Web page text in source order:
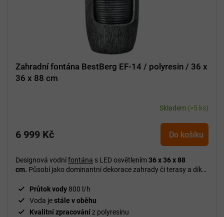
Zahradní fontána BestBerg EF-14 / polyresin / 36 x
36 x 88 cm
Skladem (>5 ks)
6 999 Kč Do košíku
Designová vodnífontána s LED osvětlením36 x 36 x 88
cm. Působí jako dominantní dekorace zahrady či terasy a díky
atmosféru.
Průtok vody 800 l/h
Voda jestále v oběhu
Kvalitní zpracováníz polyresinu